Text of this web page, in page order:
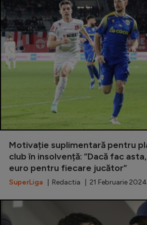
Motivație suplimentară pentru
club în insolvență: ”Dacă fac
euro pentru fiecare jucător”
SuperLiga | Redactia | 21 Februarie